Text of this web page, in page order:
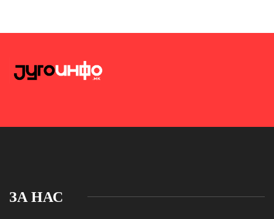
ЗА НАС